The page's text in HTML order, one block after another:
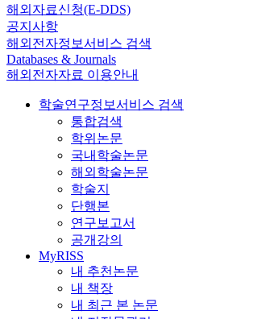
해외자료신청(E-DDS)
공지사항
해외전자정보서비스 검색
Databases & Journals
해외전자자료 이용안내
학술연구정보서비스 검색
통합검색
학위논문
국내학술논문
해외학술논문
학술지
단행본
연구보고서
공개강의
MyRISS
내 추천논문
내 책장
내 최근 본 논문